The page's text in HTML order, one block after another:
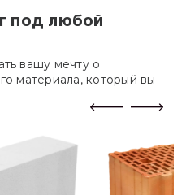
под любой
вашу мечту о
материала, который вы